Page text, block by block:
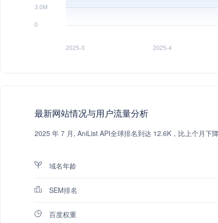
最新网站情况与用户流量分析
2025 年 7 月, AniList API全球排名到达 12.6K，比上个月下
域名年龄
SEM排名
百度权重